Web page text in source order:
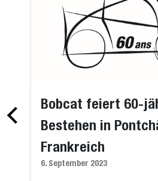
Bobcat feiert 60-
Bestehen in
Frankreich
6. September 2023